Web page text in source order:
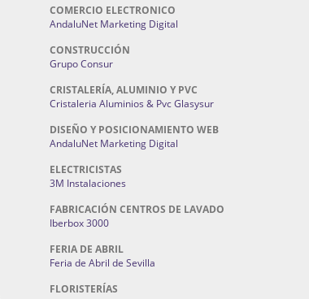
COMERCIO ELECTRONICO
AndaluNet Marketing Digital
CONSTRUCCIÓN
Grupo Consur
CRISTALERÍA, ALUMINIO Y PVC
Cristaleria Aluminios & Pvc Glasysur
DISEÑO Y POSICIONAMIENTO WEB
AndaluNet Marketing Digital
ELECTRICISTAS
3M Instalaciones
FABRICACIÓN CENTROS DE LAVADO
Iberbox 3000
FERIA DE ABRIL
Feria de Abril de Sevilla
FLORISTERÍAS